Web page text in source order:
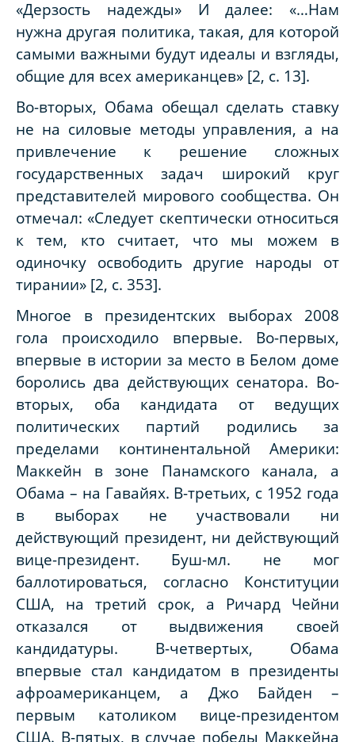
«Дерзость надежды» И далее: «…Нам
нужна другая политика, такая, для которой
самыми важными будут идеалы и взгляды,
общие для всех американцев» [2, с. 13].
Во-вторых, Обама обещал сделать ставку
не на силовые методы управления, а на
привлечение к решение сложных
государственных задач широкий круг
представителей мирового сообщества. Он
отмечал: «Следует скептически относиться
к тем, кто считает, что мы можем в
одиночку освободить другие народы от
тирании» [2, с. 353].
Многое в президентских выборах 2008
гола происходило впервые. Во-первых,
впервые в истории за место в Белом доме
боролись два действующих сенатора. Во-
вторых, оба кандидата от ведущих
политических партий родились за
пределами континентальной Америки:
Маккейн в зоне Панамского канала, а
Обама – на Гавайях. В-третьих, с 1952 года
в выборах не участвовали ни
действующий президент, ни действующий
вице-президент. Буш-мл. не мог
баллотироваться, согласно Конституции
США, на третий срок, а Ричард Чейни
отказался от выдвижения своей
кандидатуры. В-четвертых, Обама
впервые стал кандидатом в президенты
афроамериканцем, а Джо Байден –
первым католиком вице-президентом
США. В-пятых, в случае победы Маккейна